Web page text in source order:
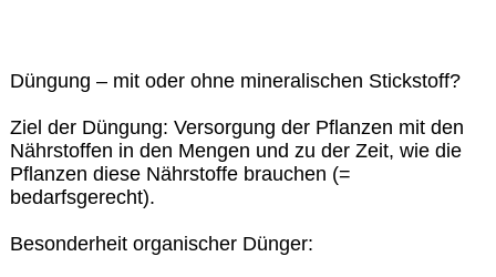
Düngung – mit oder ohne mineralischen Stickstoff?
Ziel der Düngung: Versorgung der Pflanzen mit den
Nährstoffen in den Mengen und zu der Zeit, wie die
Pflanzen diese Nährstoffe brauchen (=
bedarfsgerecht).
Besonderheit organischer Dünger: